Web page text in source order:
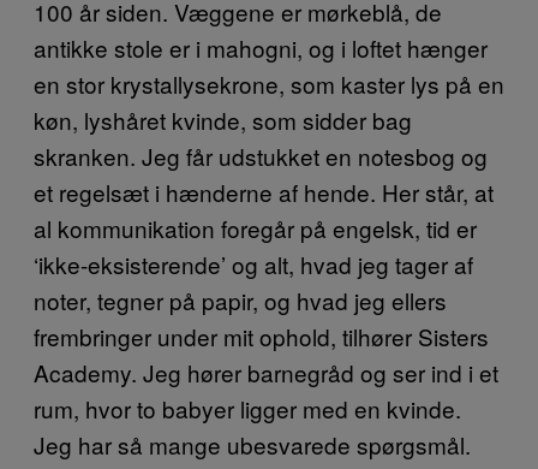
100 år siden. Væggene er mørkeblå, de
antikke stole er i mahogni, og i loftet hænger
en stor krystallysekrone, som kaster lys på en
køn, lyshåret kvinde, som sidder bag
skranken. Jeg får udstukket en notesbog og
et regelsæt i hænderne af hende. Her står, at
al kommunikation foregår på engelsk, tid er
‘ikke-eksisterende’ og alt, hvad jeg tager af
noter, tegner på papir, og hvad jeg ellers
frembringer under mit ophold, tilhører Sisters
Academy. Jeg hører barnegråd og ser ind i et
rum, hvor to babyer ligger med en kvinde.
Jeg har så mange ubesvarede spørgsmål.